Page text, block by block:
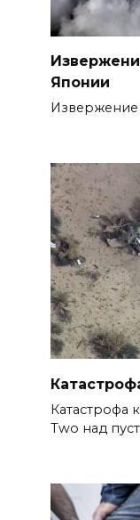
Японии
Извержение
Катастрофа
Two над